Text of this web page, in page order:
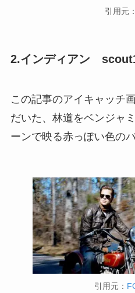
引用元：
2.インディアン
この記事のアイキャッチ
だいた、林道をベンジャ
ーンで映る赤っぽい色の
引用元：